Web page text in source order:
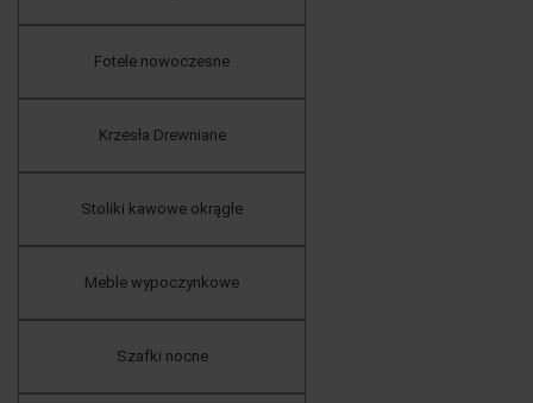
Fotele nowoczesne
Krzesła Drewniane
Stoliki kawowe okrągłe
Meble wypoczynkowe
Szafki nocne